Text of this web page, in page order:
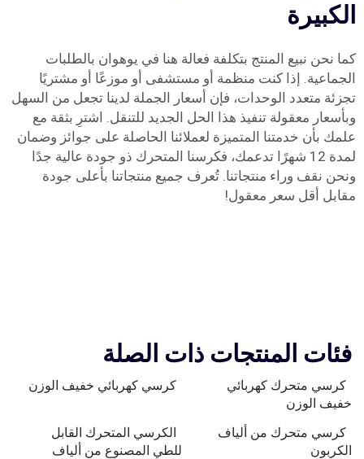
الكبيرة
كما نحن نبيع المنتج بتكلفة فعالة هنا في يوهوان بالطلبات
الجماعية. إذا كنت منظمة أو مستشفى أو موزعًا أو مشتريًا
تجزئة متعدد الوحدات، فإن أسعار الجملة لدينا تجعل من السهل
وبأسعار معقولة تنفيذ هذا الحل الجديد للتنقل. اشترِ بثقة مع
علمك بأن خدمتنا المتميزة لعملائنا الحاصلة على جوائز وضمان
لمدة 12 شهرًا تدعمك، فكرسنا المتحرك ذو جودة عالية جدًا
ونحن نقف وراء منتجاتنا. تُعرف جميع منتجاتنا بأعلى جودة
مقابل أقل سعر معقول!
فئات المنتجات ذات الصلة
كرسي متحرك كهربائي
خفيف الوزن
كرسي كهربائي خفيف الوزن
كرسي متحرك من ألياف
الكربون
الكرسي المتحرك القابل
للطي المصنوع من ألياف